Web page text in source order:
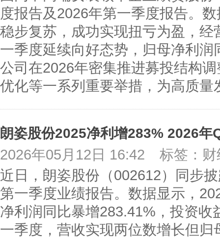
度报告及2026年第一季度报告。
稳步复苏，成功实现扭亏为盈，
一季度延续向好态势，归母净利
公司在2026年密集推进募投结构
优化等一系列重要举措，为高质
朗姿股份2025净利增283% 2026年
2026年05月12日 16:42
标签：财
近日，朗姿股份（002612）同步
第一季度业绩报告。数据显示，
净利润同比暴增283.41%，投资
一季度，营收实现两位数增长但